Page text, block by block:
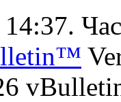
14:37.